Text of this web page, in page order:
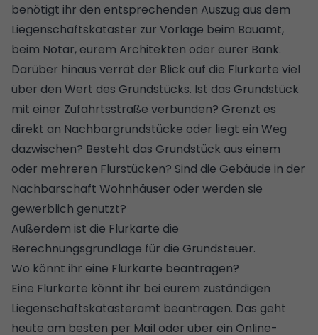
benötigt ihr den entsprechenden Auszug aus dem
Liegenschaftskataster zur Vorlage beim Bauamt,
beim Notar, eurem Architekten oder eurer Bank.
Darüber hinaus verrät der Blick auf die Flurkarte viel
über den Wert des Grundstücks. Ist das Grundstück
mit einer Zufahrtsstraße verbunden? Grenzt es
direkt an Nachbargrundstücke oder liegt ein Weg
dazwischen? Besteht das Grundstück aus einem
oder mehreren Flurstücken? Sind die Gebäude in der
Nachbarschaft Wohnhäuser oder werden sie
gewerblich genutzt?
Außerdem ist die Flurkarte die
Berechnungsgrundlage für die Grundsteuer.
Wo könnt ihr eine Flurkarte beantragen?
Eine Flurkarte könnt ihr bei eurem zuständigen
Liegenschaftskatasteramt beantragen. Das geht
heute am besten per Mail oder über ein Online-